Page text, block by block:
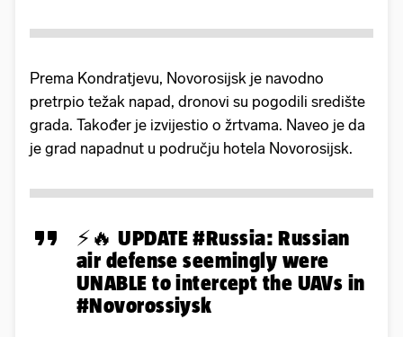
Prema Kondratjevu, Novorosijsk je navodno
pretrpio težak napad, dronovi su pogodili središte
grada. Također je izvijestio o žrtvama. Naveo je da
je grad napadnut u području hotela Novorosijsk.
⚡🔥 UPDATE#Russia: Russian
air defense seemingly were
UNABLE to intercept the UAVs in
#Novorossiysk